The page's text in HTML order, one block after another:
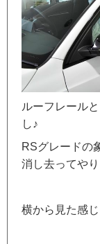
ルーフレール
し♪
RSグレードの
消し去ってや
横から見た感